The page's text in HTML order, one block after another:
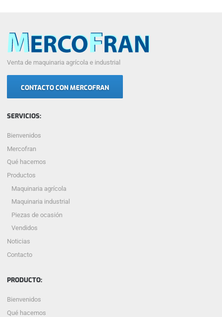
Venta de maquinaria agrícola e industrial
CONTACTO CON MERCOFRAN
SERVICIOS:
Bienvenidos
Mercofran
Qué hacemos
Productos
Maquinaria agrícola
Maquinaria industrial
Piezas de ocasión
Vendidos
Noticias
Contacto
PRODUCTO:
Bienvenidos
Qué hacemos